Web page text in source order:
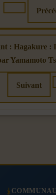
: Hagakure :
Yamamoto
Suivant